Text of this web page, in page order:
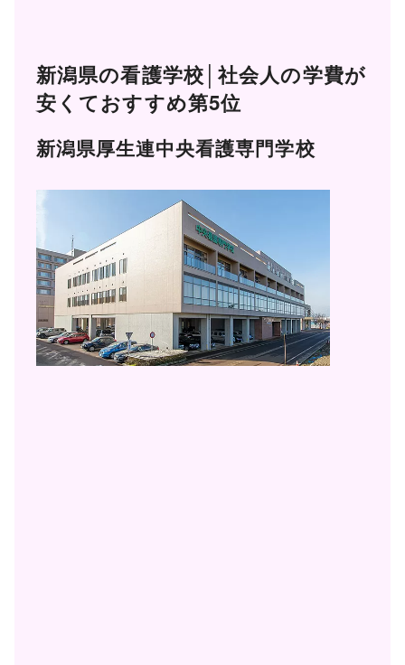
新潟県の看護学校│社会人の学費が
安くておすすめ第5位
新潟県厚生連中央看護専門学校